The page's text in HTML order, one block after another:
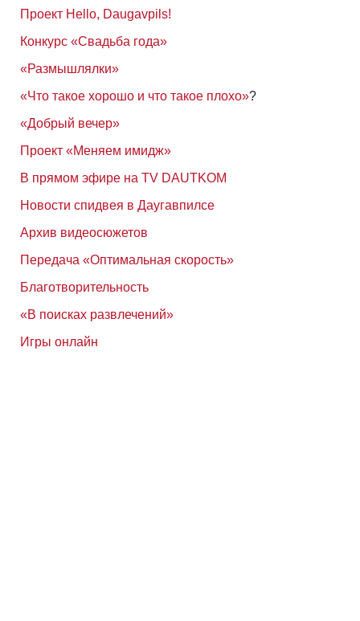
Проект Hello, Daugavpils!
Конкурс «Свадьба года»
«Размышлялки»
«Что такое хорошо и что такое плохо»?
«Добрый вечер»
Проект «Меняем имидж»
В прямом эфире на TV DAUTKOM
Новости спидвея в Даугавпилсе
Архив видеосюжетов
Передача «Оптимальная скорость»
Благотворительность
«В поисках развлечений»
Игры онлайн